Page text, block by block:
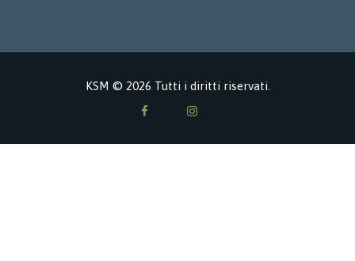
KSM © 2026 Tutti i diritti riservati.